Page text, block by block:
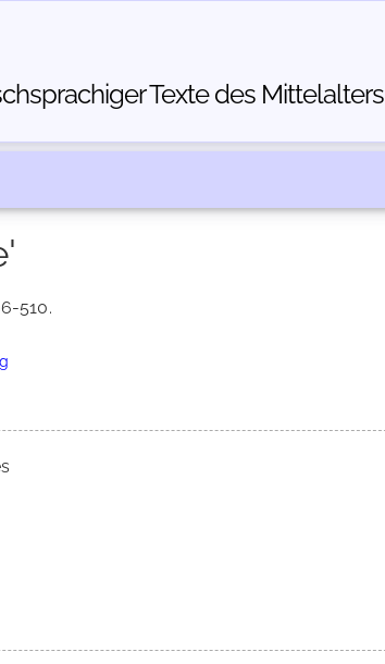
Texte des Mittelalters
510.